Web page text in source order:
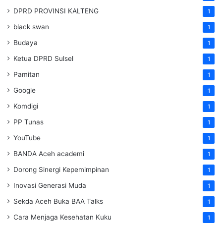
DPRD PROVINSI KALTENG 1
black swan 1
Budaya 1
Ketua DPRD Sulsel 1
Pamitan 1
Google 1
Komdigi 1
PP Tunas 1
YouTube 1
BANDA Aceh academi 1
Dorong Sinergi Kepemimpinan 1
Inovasi Generasi Muda 1
Sekda Aceh Buka BAA Talks 1
Cara Menjaga Kesehatan Kuku 1